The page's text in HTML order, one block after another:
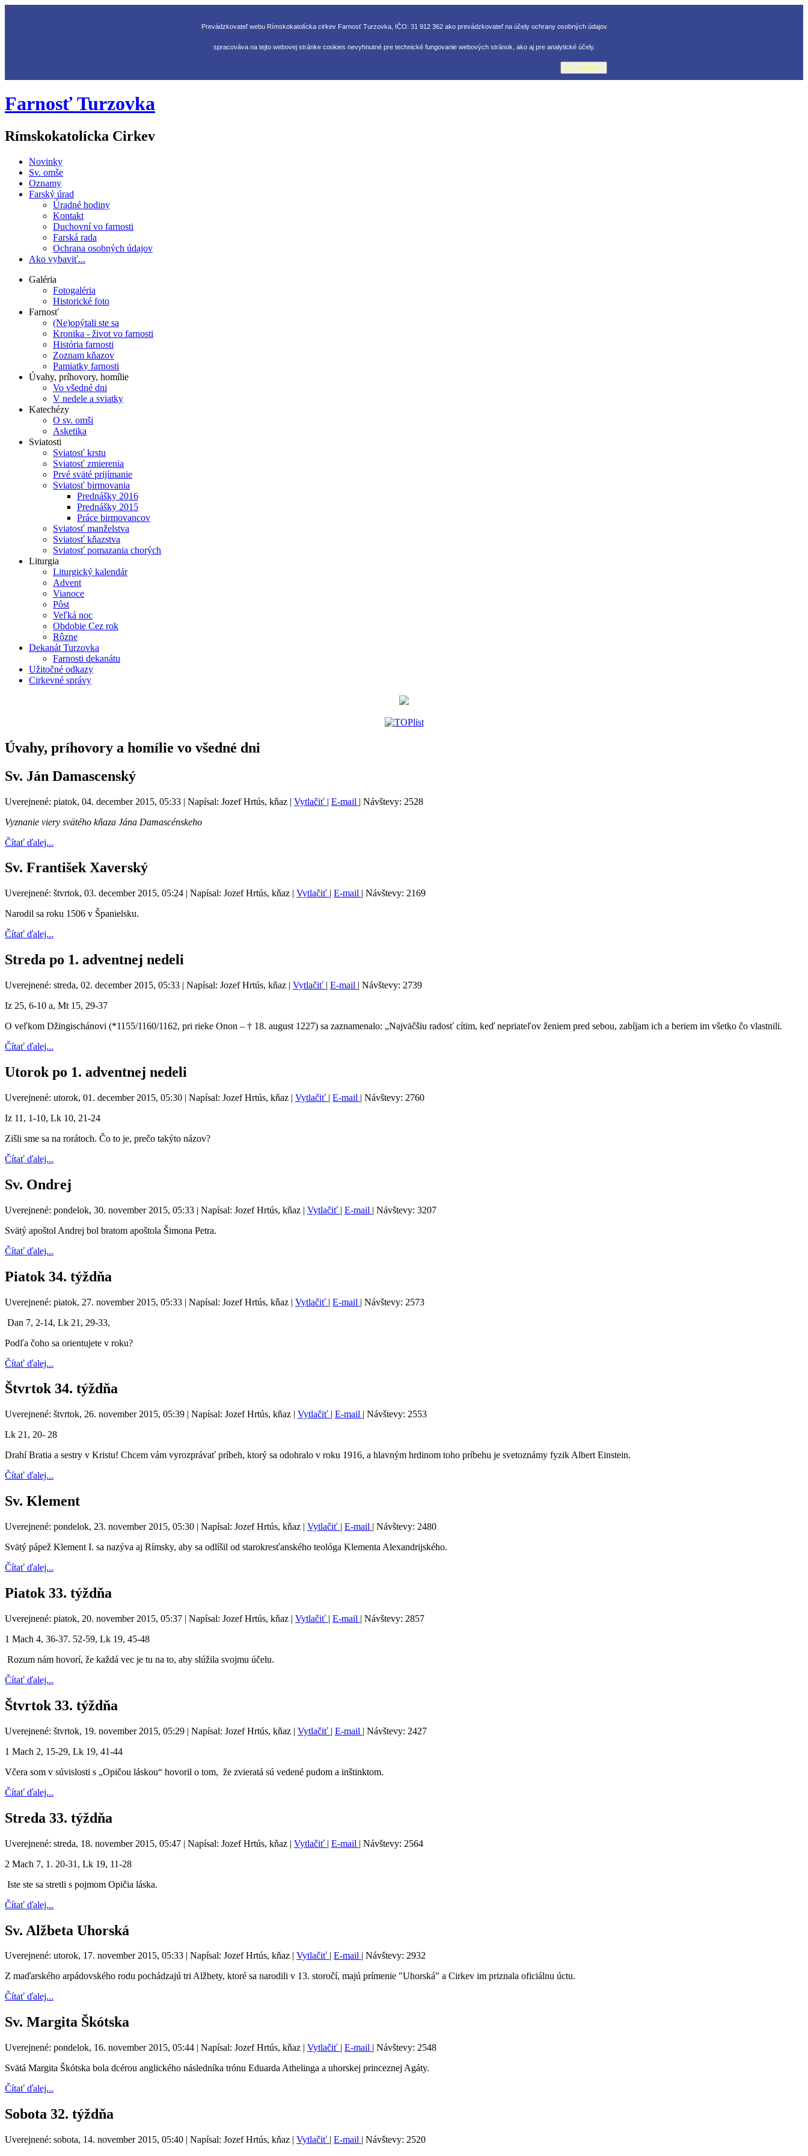
Prevádzkovateľ webu Rímskokatolícka cirkev Farnosť Turzovka, IČO: 31 912 362 ako prevádzkovateľ na účely ochrany osobných údajov
spracováva na tejto webovej stránke cookies nevyhnutné pre technické fungovanie webových stránok, ako aj pre analytické účely.
Rozumiem
Farnosť Turzovka
Rímskokatolícka Cirkev
Novinky
Sv. omše
Oznamy
Farský úrad
Úradné hodiny
Kontakt
Duchovní vo farnosti
Farská rada
Ochrana osobných údajov
Ako vybaviť...
Galéria
Fotogaléria
Historické foto
Farnosť
(Ne)opýtali ste sa
Kronika - život vo farnosti
História farnosti
Zoznam kňazov
Pamiatky farnosti
Úvahy, príhovory, homílie
Vo všedné dni
V nedele a sviatky
Katechézy
O sv. omši
Asketika
Sviatosti
Sviatosť krstu
Sviatosť zmierenia
Prvé sväté prijímanie
Sviatosť birmovania
Prednášky 2016
Prednášky 2015
Práce birmovancov
Sviatosť manželstva
Sviatosť kňazstva
Sviatosť pomazania chorých
Liturgia
Liturgický kalendár
Advent
Vianoce
Pôst
Veľká noc
Obdobie Cez rok
Rôzne
Dekanát Turzovka
Farnosti dekanátu
Užitočné odkazy
Cirkevné správy
Úvahy, príhovory a homílie vo všedné dni
Sv. Ján Damascenský
Uverejnené: piatok, 04. december 2015, 05:33 | Napísal: Jozef Hrtús, kňaz | Vytlačiť | E-mail | Návštevy: 2528
Vyznanie viery svätého kňaza Jána Damascénskeho
Čítať ďalej...
Sv. František Xaverský
Uverejnené: štvrtok, 03. december 2015, 05:24 | Napísal: Jozef Hrtús, kňaz | Vytlačiť | E-mail | Návštevy: 2169
Narodil sa roku 1506 v Španielsku.
Čítať ďalej...
Streda po 1. adventnej nedeli
Uverejnené: streda, 02. december 2015, 05:33 | Napísal: Jozef Hrtús, kňaz | Vytlačiť | E-mail | Návštevy: 2739
Iz 25, 6-10 a, Mt 15, 29-37
O veľkom Džingischánovi (*1155/1160/1162, pri rieke Onon – † 18. august 1227) sa zaznamenalo: „Najväčšiu radosť cítim, keď nepriateľov ženiem pred sebou, zabíjam ich a beriem im všetko čo vlastnili.
Čítať ďalej...
Utorok po 1. adventnej nedeli
Uverejnené: utorok, 01. december 2015, 05:30 | Napísal: Jozef Hrtús, kňaz | Vytlačiť | E-mail | Návštevy: 2760
Iz 11, 1-10, Lk 10, 21-24
Zišli sme sa na rorátoch. Čo to je, prečo takýto názov?
Čítať ďalej...
Sv. Ondrej
Uverejnené: pondelok, 30. november 2015, 05:33 | Napísal: Jozef Hrtús, kňaz | Vytlačiť | E-mail | Návštevy: 3207
Svätý apoštol Andrej bol bratom apoštola Šimona Petra.
Čítať ďalej...
Piatok 34. týždňa
Uverejnené: piatok, 27. november 2015, 05:33 | Napísal: Jozef Hrtús, kňaz | Vytlačiť | E-mail | Návštevy: 2573
Dan 7, 2-14, Lk 21, 29-33,
Podľa čoho sa orientujete v roku?
Čítať ďalej...
Štvrtok 34. týždňa
Uverejnené: štvrtok, 26. november 2015, 05:39 | Napísal: Jozef Hrtús, kňaz | Vytlačiť | E-mail | Návštevy: 2553
Lk 21, 20- 28
Drahí Bratia a sestry v Kristu! Chcem vám vyrozprávať príbeh, ktorý sa odohralo v roku 1916, a hlavným hrdinom toho príbehu je svetoznámy fyzik Albert Einstein.
Čítať ďalej...
Sv. Klement
Uverejnené: pondelok, 23. november 2015, 05:30 | Napísal: Jozef Hrtús, kňaz | Vytlačiť | E-mail | Návštevy: 2480
Svätý pápež Klement I. sa nazýva aj Rímsky, aby sa odlíšil od starokresťanského teológa Klementa Alexandrijského.
Čítať ďalej...
Piatok 33. týždňa
Uverejnené: piatok, 20. november 2015, 05:37 | Napísal: Jozef Hrtús, kňaz | Vytlačiť | E-mail | Návštevy: 2857
1 Mach 4, 36-37. 52-59, Lk 19, 45-48
Rozum nám hovorí, že každá vec je tu na to, aby slúžila svojmu účelu.
Čítať ďalej...
Štvrtok 33. týždňa
Uverejnené: štvrtok, 19. november 2015, 05:29 | Napísal: Jozef Hrtús, kňaz | Vytlačiť | E-mail | Návštevy: 2427
1 Mach 2, 15-29, Lk 19, 41-44
Včera som v súvislosti s „Opičou láskou“ hovoril o tom, že zvieratá sú vedené pudom a inštinktom.
Čítať ďalej...
Streda 33. týždňa
Uverejnené: streda, 18. november 2015, 05:47 | Napísal: Jozef Hrtús, kňaz | Vytlačiť | E-mail | Návštevy: 2564
2 Mach 7, 1. 20-31, Lk 19, 11-28
Iste ste sa stretli s pojmom Opičia láska.
Čítať ďalej...
Sv. Alžbeta Uhorská
Uverejnené: utorok, 17. november 2015, 05:33 | Napísal: Jozef Hrtús, kňaz | Vytlačiť | E-mail | Návštevy: 2932
Z maďarského arpádovského rodu pochádzajú tri Alžbety, ktoré sa narodili v 13. storočí, majú prímenie "Uhorská" a Cirkev im priznala oficiálnu úctu.
Čítať ďalej...
Sv. Margita Škótska
Uverejnené: pondelok, 16. november 2015, 05:44 | Napísal: Jozef Hrtús, kňaz | Vytlačiť | E-mail | Návštevy: 2548
Svätá Margita Škótska bola dcérou anglického následníka trónu Eduarda Athelinga a uhorskej princeznej Agáty.
Čítať ďalej...
Sobota 32. týždňa
Uverejnené: sobota, 14. november 2015, 05:40 | Napísal: Jozef Hrtús, kňaz | Vytlačiť | E-mail | Návštevy: 2520